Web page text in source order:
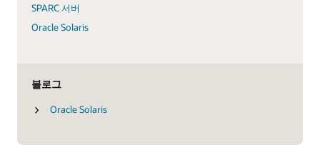
SPARC 서버
Oracle Solaris
블로그
Oracle Solaris